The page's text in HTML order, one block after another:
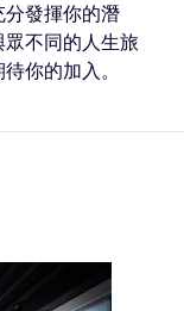
發揮你的潛
不同的人生旅
你的加入。